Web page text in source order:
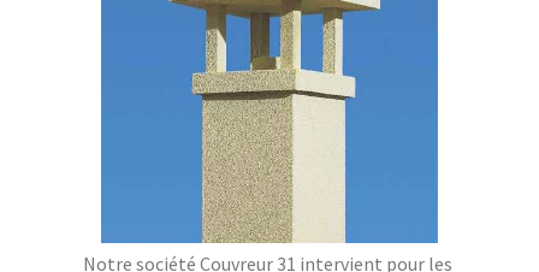
Notre société Couvreur 31 intervient pour les